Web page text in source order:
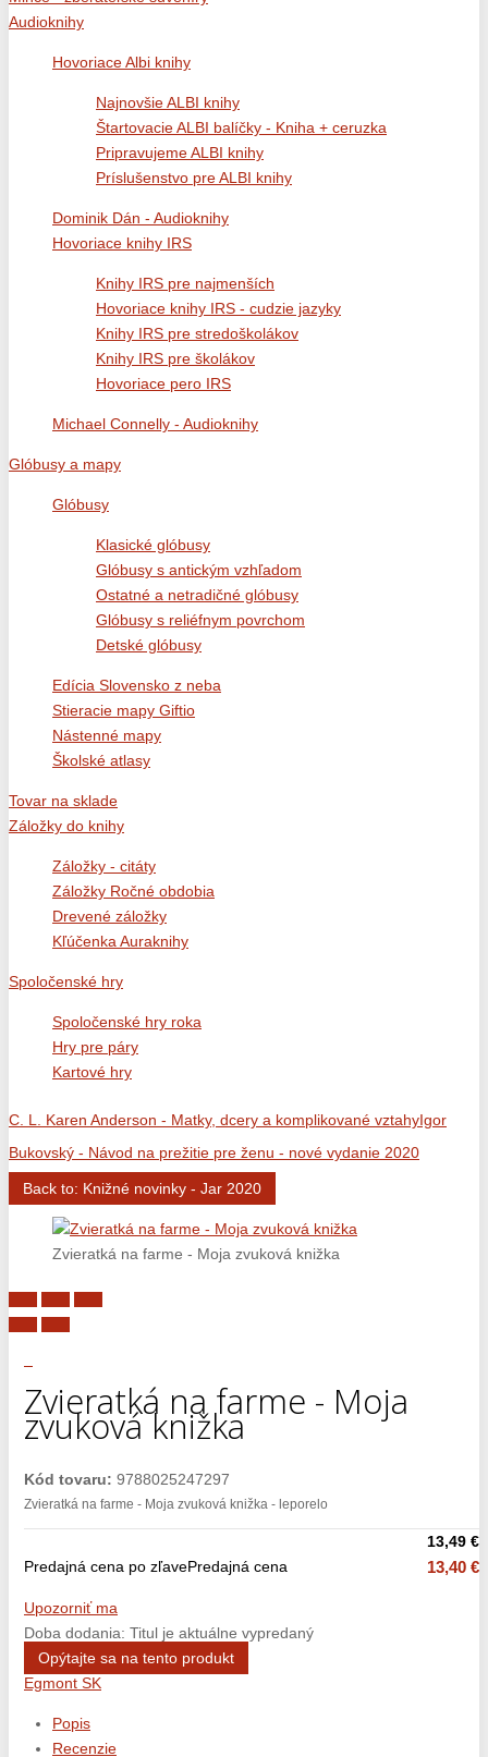
Audioknihy
Hovoriace Albi knihy
Najnovšie ALBI knihy
Štartovacie ALBI balíčky - Kniha + ceruzka
Pripravujeme ALBI knihy
Príslušenstvo pre ALBI knihy
Dominik Dán - Audioknihy
Hovoriace knihy IRS
Knihy IRS pre najmenších
Hovoriace knihy IRS - cudzie jazyky
Knihy IRS pre stredoškolákov
Knihy IRS pre školákov
Hovoriace pero IRS
Michael Connelly - Audioknihy
Glóbusy a mapy
Glóbusy
Klasické glóbusy
Glóbusy s antickým vzhľadom
Ostatné a netradičné glóbusy
Glóbusy s reliéfnym povrchom
Detské glóbusy
Edícia Slovensko z neba
Stieracie mapy Giftio
Nástenné mapy
Školské atlasy
Tovar na sklade
Záložky do knihy
Záložky - citáty
Záložky Ročné obdobia
Drevené záložky
Kľúčenka Auraknihy
Spoločenské hry
Spoločenské hry roka
Hry pre páry
Kartové hry
C. L. Karen Anderson - Matky, dcery a komplikované vztahyIgor
Bukovský - Návod na prežitie pre ženu - nové vydanie 2020
Back to: Knižné novinky - Jar 2020
Zvieratká na farme - Moja zvuková knižka
Zvieratká na farme - Moja
zvuková knižka
Kód tovaru: 9788025247297
Zvieratká na farme - Moja zvuková knižka - leporelo
13,49 €
Predajná cena po zľavePredajná cena 13,40 €
Upozorniť ma
Doba dodania: Titul je aktuálne vypredaný
Opýtajte sa na tento produkt
Egmont SK
Popis
Recenzie